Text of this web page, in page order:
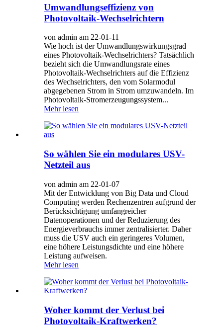
Umwandlungseffizienz von
Photovoltaik-Wechselrichtern
von admin am 22-01-11
Wie hoch ist der Umwandlungswirkungsgrad
eines Photovoltaik-Wechselrichters? Tatsächlich
bezieht sich die Umwandlungsrate eines
Photovoltaik-Wechselrichters auf die Effizienz
des Wechselrichters, den vom Solarmodul
abgegebenen Strom in Strom umzuwandeln. Im
Photovoltaik-Stromerzeugungssystem...
Mehr lesen
So wählen Sie ein modulares USV-
Netzteil aus
von admin am 22-01-07
Mit der Entwicklung von Big Data und Cloud
Computing werden Rechenzentren aufgrund der
Berücksichtigung umfangreicher
Datenoperationen und der Reduzierung des
Energieverbrauchs immer zentralisierter. Daher
muss die USV auch ein geringeres Volumen,
eine höhere Leistungsdichte und eine höhere
Leistung aufweisen.
Mehr lesen
Woher kommt der Verlust bei
Photovoltaik-Kraftwerken?